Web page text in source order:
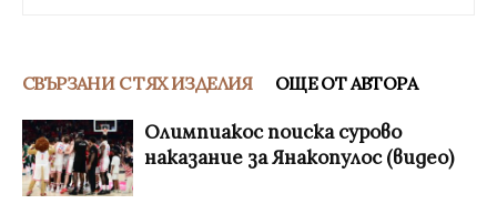
СВЪРЗАНИ С ТЯХ ИЗДЕЛИЯ ОЩЕ ОТ АВТОРА
Олимпиакос поиска сурово
наказание за Янакопулос (видео)